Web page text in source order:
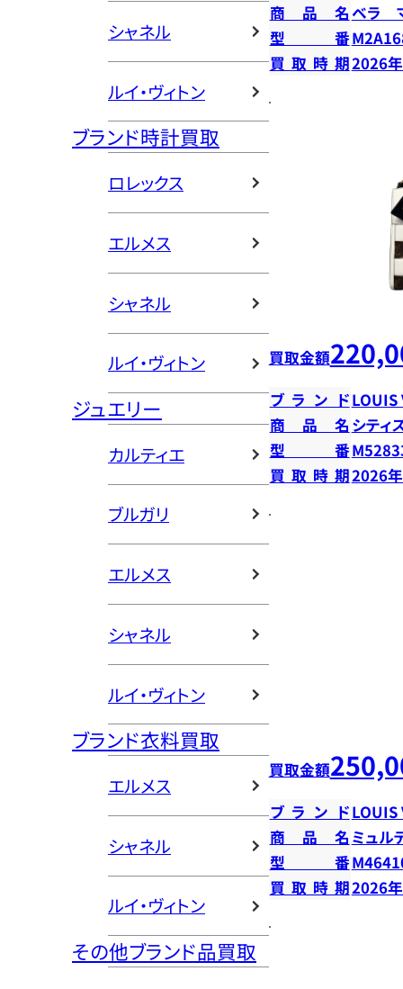
シャネル
ルイ・ヴィトン
ブランド時計買取
ロレックス
エルメス
シャネル
ルイ・ヴィトン
ジュエリー
カルティエ
ブルガリ
エルメス
シャネル
ルイ・ヴィトン
ブランド衣料買取
エルメス
シャネル
ルイ・ヴィトン
その他ブランド品買取
商品名ベラ
型番
買取時期2026
買取金額
ブランドLOUIS
商品名 シティ
型番
買取時期2026
買取金額
ブランドLOUIS
商品名 ミュル
型番
買取時期2026